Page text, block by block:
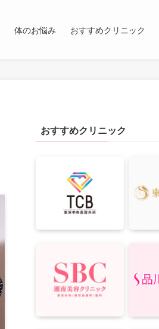
体のお悩み おすすめクリニック
おすすめクリニック